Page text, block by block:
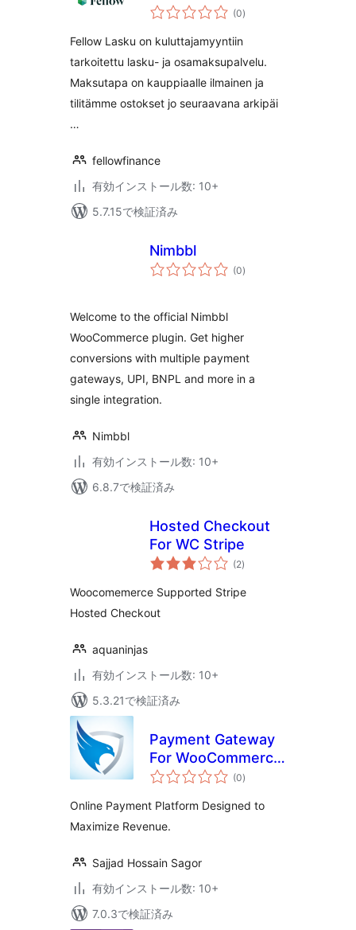
(0個
の)
Fellow Lasku on kuluttajamyyntiin
tarkoitettu lasku- ja osamaksupalvelu.
Maksutapa on kauppiaalle ilmainen ja
tilitämme ostokset jo seuraavana arkipäi
…
fellowfinance
有効インストール数: 10+
5.7.15で検証済み
Nimbbl
(0個
の)
Welcome to the official Nimbbl
WooCommerce plugin. Get higher
conversions with multiple payment
gateways, UPI, BNPL and more in a
single integration.
Nimbbl
有効インストール数: 10+
6.8.7で検証済み
Hosted Checkout
For WC Stripe
(2個
の
価
)
Woocomemerce Supported Stripe
Hosted Checkout
aquaninjas
有効インストール数: 10+
5.3.21で検証済み
Payment Gateway
For WooCommerce
– SecurionPay
(0個
の
価
)
Online Payment Platform Designed to
Maximize Revenue.
Sajjad Hossain Sagor
有効インストール数: 10+
7.0.3で検証済み